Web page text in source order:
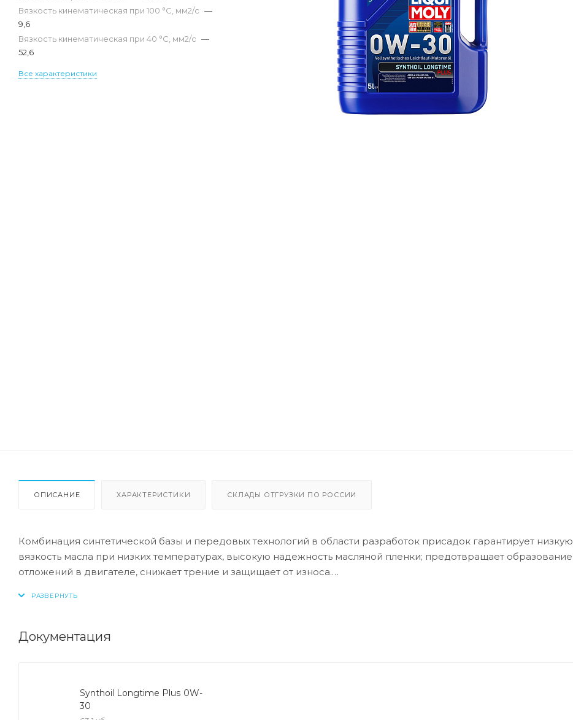
Вязкость кинематическая при 100 °С, мм2/с —
9,6
Вязкость кинематическая при 40 °С, мм2/с —
52,6
Все характеристики
ОПИСАНИЕ ХАРАКТЕРИСТИКИ СКЛАДЫ ОТГРУЗКИ ПО РОССИИ
Комбинация синтетической базы и передовых технологий в области разработок присадок гарантирует низкую
вязкость масла при низких температурах, высокую надежность масляной пленки; предотвращает образование
отложений в двигателе, снижает трение и защищает от износа.
- Отличная чистота двигателя
- Оптимизировано для турбодизельных двигателей VW R5 TDI и V10 TDI выпуска до 06.2006
Документация
Synthoil Longtime Plus 0W-
30